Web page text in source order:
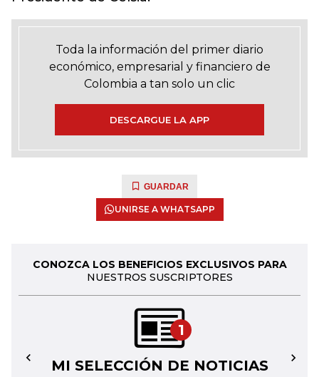
Toda la información del primer diario
económico, empresarial y financiero de
Colombia a tan solo un clic
DESCARGUE LA APP
GUARDAR
UNIRSE A WHATSAPP
CONOZCA LOS BENEFICIOS EXCLUSIVOS PARA
NUESTROS SUSCRIPTORES
1
MI SELECCIÓN DE NOTICIAS
← →